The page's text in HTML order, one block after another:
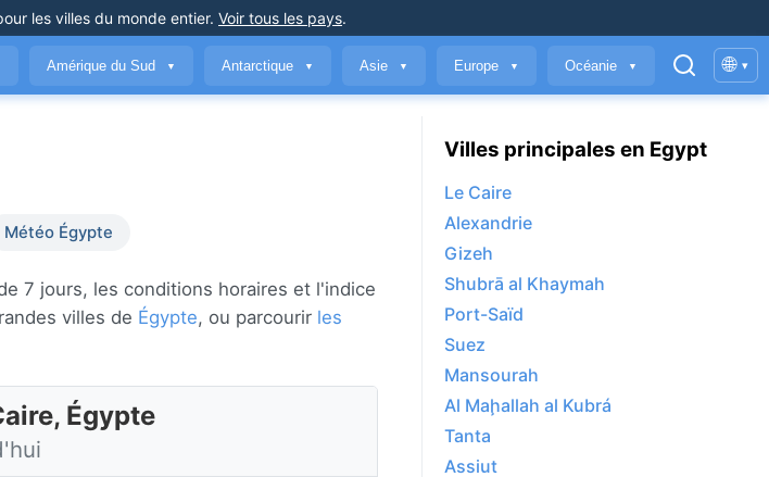
les villes du monde entier. Voir tous les pays.
Amérique du Sud ▼ Antarctique ▼ Asie ▼ Europe ▼ Océanie ▼ 🌐 ▾
Météo Égypte
7 jours, les conditions horaires et l'indice
villes de Égypte, ou parcourir les
Égypte
Villes principales en Egypt
Le Caire
Alexandrie
Gizeh
Shubrā al Khaymah
Port-Saïd
Suez
Mansourah
Al Maḩallah al Kubrá
Tanta
Assiut